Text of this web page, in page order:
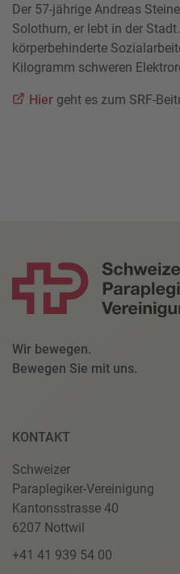
Der 57-jährige Andreas
Solothurn, er lebt in der
körperbehinderte
Kilogramm schweren
Hier geht es zum SRF-
Wir bewegen.
Bewegen Sie mit uns.
KONTAKT
Schweizer
Paraplegiker-Vereinigung
Kantonsstrasse 40
6207 Nottwil
+41 41 939 54 00